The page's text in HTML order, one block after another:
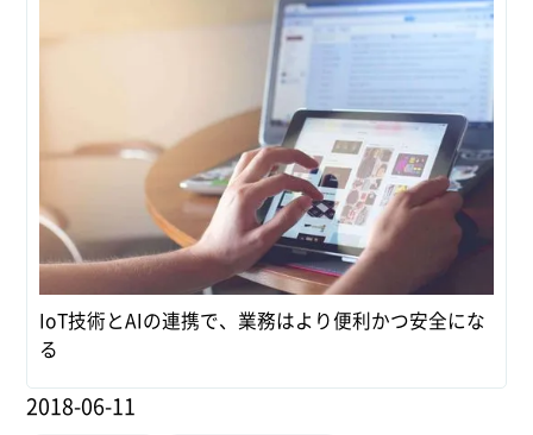
IoT技術とAIの連携で、業務はより便利かつ安全にな
る
2018-06-11